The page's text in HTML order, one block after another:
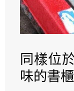
同樣位
味的書